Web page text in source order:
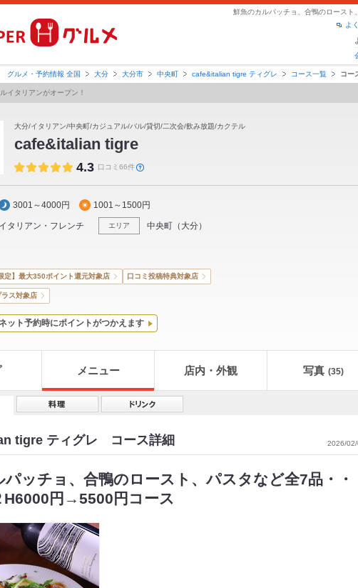
よ
グルメ・予約情報 全国 大分 大分市 中央町 cafe&italian tigre ティグレ コース一覧 コー
イタリアンがオープン！
大分/イタリアン/中央町/カジュアル/バル/貸切/二次会/飲み放題/カクテル
cafe&italian tigre
4.3 口コミ66件
3001～4000円 1001～1500円
イタリアン・フレンチ エリア 中央町 （ 大分）
定】最大350ポイント還元対象店 口コミ投稿特典対象店
ラス対象店
ット予約時にポイントがつかえます
メニュー 店内・外観 写真 (35)
tigre ティグレ コース詳細 2026/
パッチョ、合鴨のロースト、パスタなど全7品・・
H6000円→5500円コース